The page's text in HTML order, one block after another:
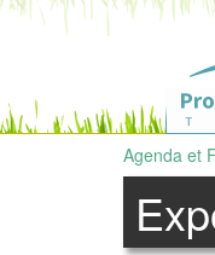
Agenda et